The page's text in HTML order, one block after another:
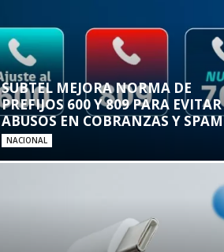
SUBTEL MEJORA NORMA DE
PREFIJOS 600 Y 809 PARA EVITAR
ABUSOS EN COBRANZAS Y SPAM
NACIONAL